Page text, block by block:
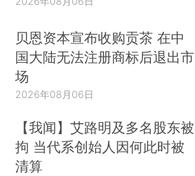
贝恩资本宣布收购贡茶 在中
国大陆无法注册商标后退出市
场
2026年08月06日
【我闻】艾路明及多名股东被
拘 当代系创始人因何此时被
清算